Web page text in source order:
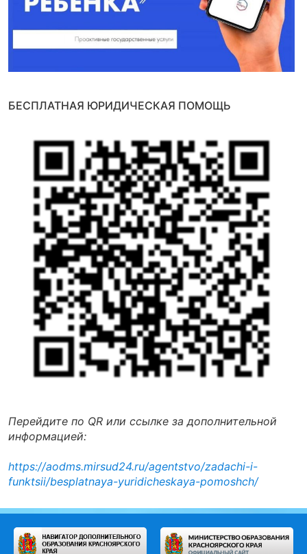
БЕСПЛАТНАЯ ЮРИДИЧЕСКАЯ ПОМОЩЬ
Перейдите по QR или ссылке за дополнительной
информацией:
https://aodms.mirsud24.ru/agentstvo/zadachi-i-
funktsii/besplatnaya-yuridicheskaya-pomoshch/